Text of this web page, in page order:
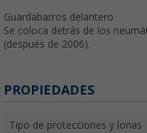
Guardabarros delantero
Se coloca detrás de los
(después de 2006).
PROPIEDADES
Tipo de protecciones y lonas